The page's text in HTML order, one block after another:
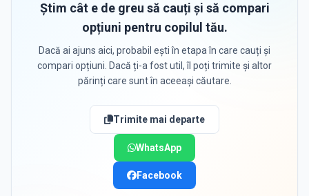
Știm cât e de greu să cauți și să compari
opțiuni pentru copilul tău.
Dacă ai ajuns aici, probabil ești în etapa în care cauți și
compari opțiuni. Dacă ți-a fost util, îl poți trimite și altor
părinți care sunt în aceeași căutare.
Trimite mai departe
WhatsApp
Facebook